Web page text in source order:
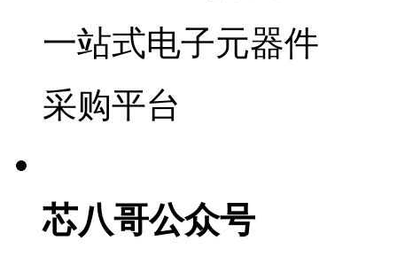
一站式电子元器件
采购平台
芯八哥公众号